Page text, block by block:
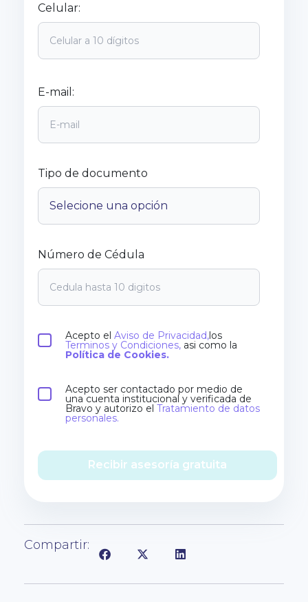
Celular:
E-mail:
Tipo de documento
Número de Cédula
Acepto el Aviso de Privacidad,los
Terminos y Condiciones, asi como la
Política de Cookies.
Acepto ser contactado por medio de
una cuenta institucional y verificada de
Bravo y autorizo el Tratamiento de datos
personales.
Recibir asesoría gratuita
Compartir: